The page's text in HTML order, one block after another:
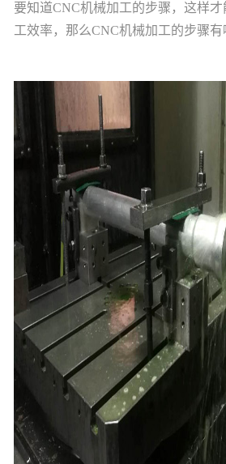
要知道CNC机械加工的步骤，这样
工效率，那么CNC机械加工的步骤有